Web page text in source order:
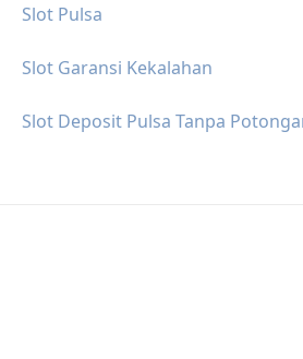
Slot Pulsa
Slot Garansi Kekalahan
Slot Deposit Pulsa Tanpa